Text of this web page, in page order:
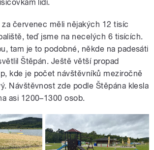
lidí.
za červenec měli nějakých 12 tisíc
teď jsme na necelých 6 tisících.
tam je to podobné, někde na padesáti
Štěpán. Ještě větší propad
kde je počet návštěvníků meziročně
Návštěvnost zde podle Štěpána klesla
asi 1200–1300 osob.